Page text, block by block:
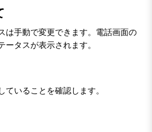
は手動で変更できます。電話画面の
タスが表示されます。
いることを確認します。